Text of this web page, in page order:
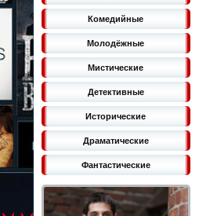
Комедийные
Молодёжные
Мистические
Детективные
Исторические
Драматические
Фантастические